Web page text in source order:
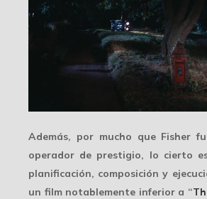
Además, por mucho que Fisher
operador de prestigio, lo cierto
planificación, composición y
un film notablemente inferior a “